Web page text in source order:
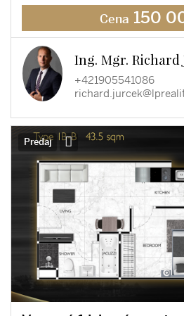
Cena 150
Ing. Mgr. Richard
+421905541086
Predaj